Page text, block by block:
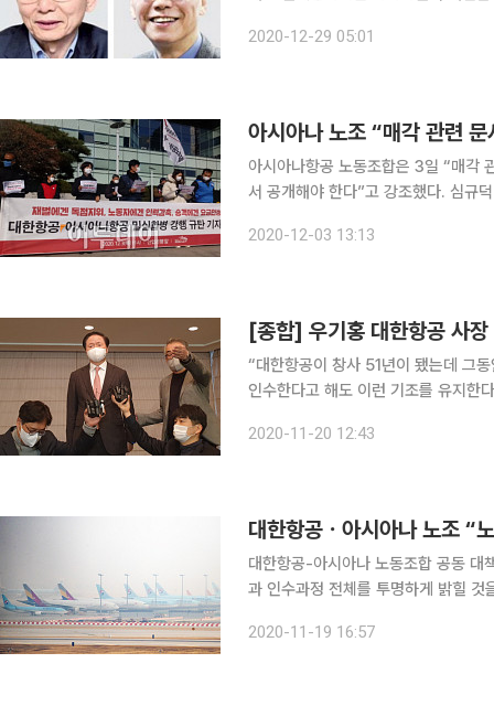
을 굽히지 않는 선비적 기조가 만연해
2020-12-29 05:01
아시아나 노조 “매각 관련
아시아나항공 노동조합은 3일 “매각
서 공개해야 한다”고 강조했다. 심규덕 아시아나항공 노조 위원장은 이날 서울 여의도 KDB산업은
조정이 없다고 이야기한다”라며 “하
2020-12-03 13:13
“대한항공이 창사 51년이 됐는데 그
인수한다고 해도 이런 기조를 유지한다
마치고 기자들을 만나 “지금 신종 코
2020-11-20 12:43
대한항공ㆍ아시아나 노조 “
대한항공-아시아나 노동조합 공동 대
과 인수과정 전체를 투명하게 밝힐 것
노동조합ㆍ대한항공 직원연대지부ㆍ
2020-11-19 16:57